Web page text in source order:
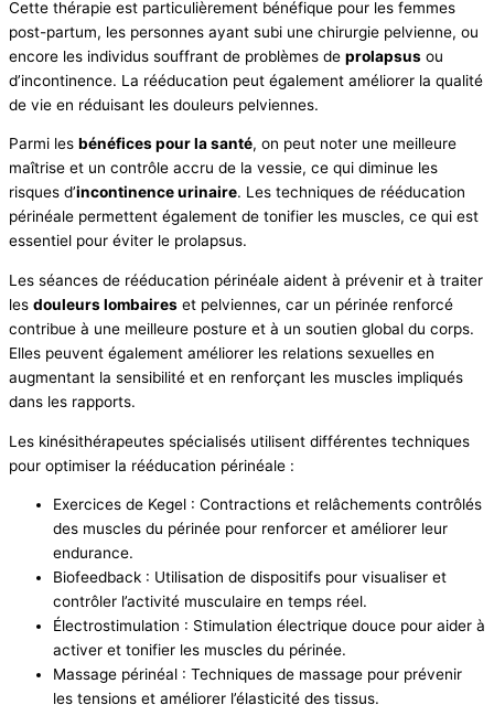
Cette thérapie est particulièrement bénéfique pour les femmes
post-partum, les personnes ayant subi une chirurgie pelvienne, ou
encore les individus souffrant de problèmes de prolapsus ou
d’incontinence. La rééducation peut également améliorer la qualité
de vie en réduisant les douleurs pelviennes.
Parmi les bénéfices pour la santé, on peut noter une meilleure
maîtrise et un contrôle accru de la vessie, ce qui diminue les
risques d’incontinence urinaire. Les techniques de rééducation
périnéale permettent également de tonifier les muscles, ce qui est
essentiel pour éviter le prolapsus.
Les séances de rééducation périnéale aident à prévenir et à traiter
les douleurs lombaires et pelviennes, car un périnée renforcé
contribue à une meilleure posture et à un soutien global du corps.
Elles peuvent également améliorer les relations sexuelles en
augmentant la sensibilité et en renforçant les muscles impliqués
dans les rapports.
Les kinésithérapeutes spécialisés utilisent différentes techniques
pour optimiser la rééducation périnéale :
Exercices de Kegel : Contractions et relâchements contrôlés
des muscles du périnée pour renforcer et améliorer leur
endurance.
Biofeedback : Utilisation de dispositifs pour visualiser et
contrôler l’activité musculaire en temps réel.
Électrostimulation : Stimulation électrique douce pour aider à
activer et tonifier les muscles du périnée.
Massage périnéal : Techniques de massage pour prévenir
les tensions et améliorer l’élasticité des tissus.